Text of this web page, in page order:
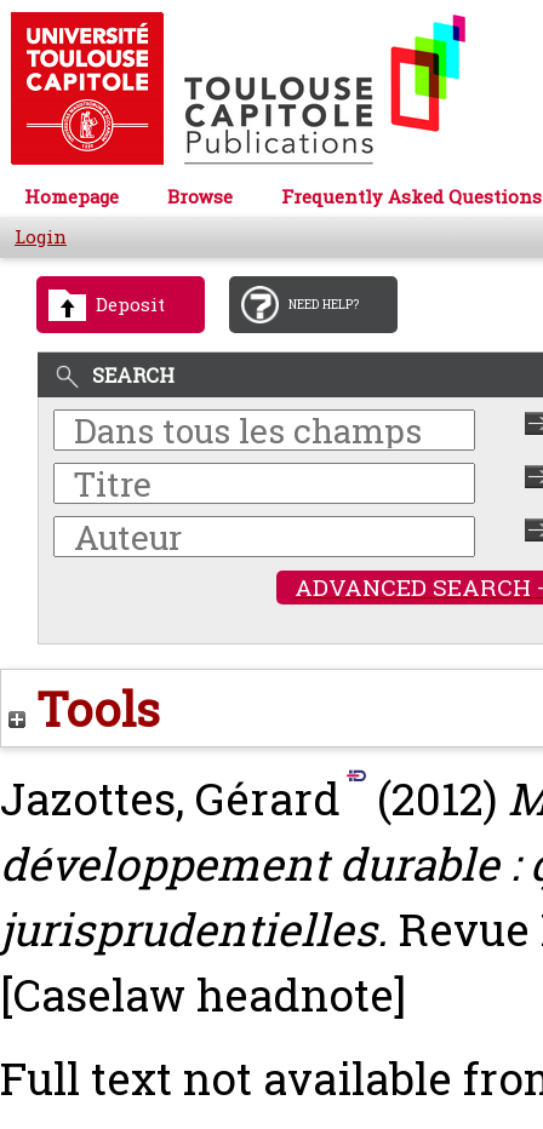
Homepage Browse
Frequently Asked Questions
Login
Deposit NEED HELP?
SEARCH
ADVANCED SEARCH
Tools
Jazottes, Gérard (2012)
développement durable
jurisprudentielles.
[Caselaw headnote]
Full text not available